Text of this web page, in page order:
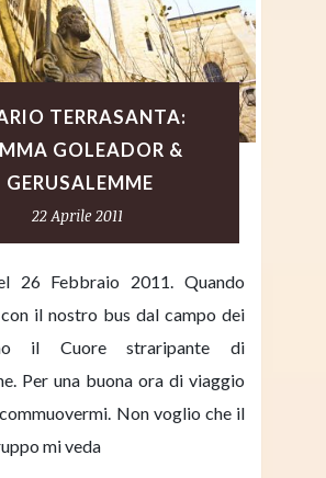
TERRASANTA:
GOLEADOR &
GERUSALEMME
22 Aprile 2011
26 Febbraio 2011. Quando
il nostro bus dal campo dei
il Cuore straripante di
Per una buona ora di viaggio
Non voglio che il
mi veda